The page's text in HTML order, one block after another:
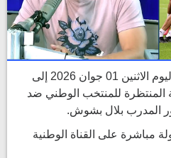
تطرّقت حصة “بلانات سبور” ليوم الاثنين 01 جوان 2026 إلى
المنتظرة للمنتخب الوطني ضد
المدرب بلال بشوش.
مباشرة على القناة الوطنية